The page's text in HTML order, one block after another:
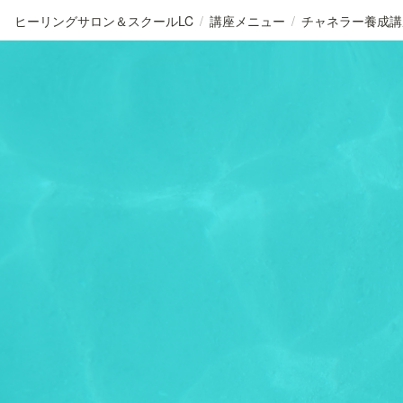
ヒーリングサロン＆スクールLC / 講座メニュー / チャネラー養成